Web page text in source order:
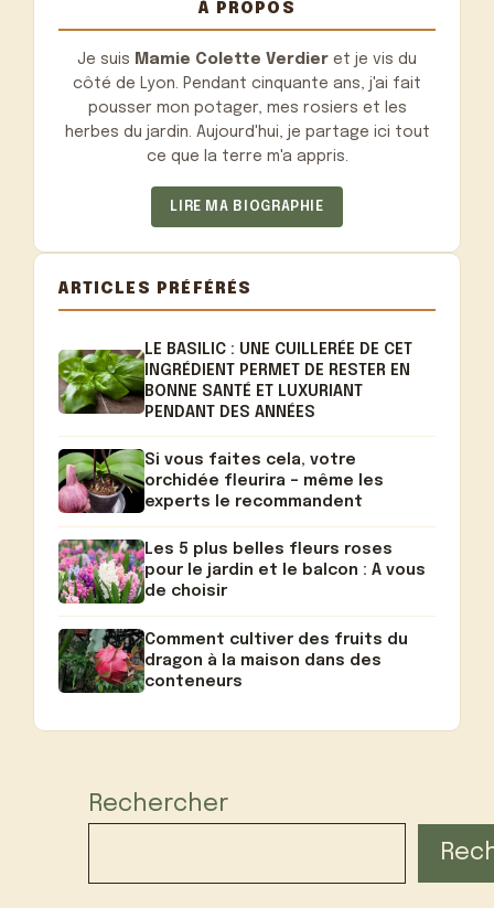
À PROPOS
Je suis Mamie Colette Verdier et je vis du
côté de Lyon. Pendant cinquante ans, j'ai fait
pousser mon potager, mes rosiers et les
herbes du jardin. Aujourd'hui, je partage ici tout
ce que la terre m'a appris.
LIRE MA BIOGRAPHIE
ARTICLES PRÉFÉRÉS
LE BASILIC : UNE CUILLERÉE DE CET
INGRÉDIENT PERMET DE RESTER EN
BONNE SANTÉ ET LUXURIANT
PENDANT DES ANNÉES
Si vous faites cela, votre
orchidée fleurira – même les
experts le recommandent
Les 5 plus belles fleurs roses
pour le jardin et le balcon : A vous
de choisir
Comment cultiver des fruits du
dragon à la maison dans des
conteneurs
Rechercher